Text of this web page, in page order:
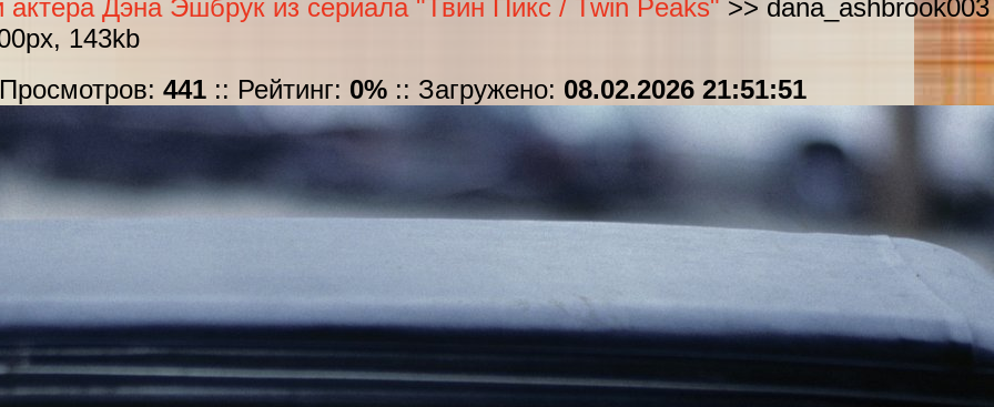
актера Дэна Эшбрук из сериала "Твин Пикс / Twin Peaks" >> dana_ashbrook003
143kb
441:: Рейтинг: 0%:: Загружено: 08.02.2026 21:51:51